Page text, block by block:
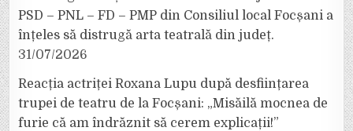
PSD – PNL – FD – PMP din Consiliul local Focșani a
înțeles să distrugă arta teatrală din județ.
31/07/2026
Reacția actriței Roxana Lupu după desființarea
trupei de teatru de la Focșani: „Misăilă mocnea de
furie că am îndrăznit să cerem explicații!”